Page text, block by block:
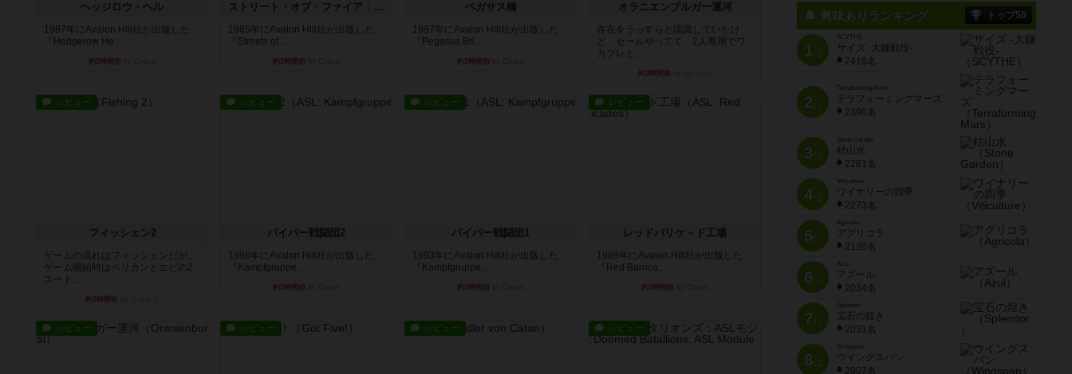
ヘッジロウ・ヘル
1987年にAvalon Hill社が出版した
『Hedgerow He...
約2時間前
ストリート・オブ・ファイア：ASLデラックスモジュール1
1985年にAvalon Hill社が出版した
『Streets of ...
約2時間前
ペガサス橋
1997年にAvalon Hill社が出版した
『Pegasus Bri...
約2時間前
オラニエンブルガー運河
存在をうっすらと認識していたけ
ど、セールやってて、2人専用でワ
カプレと...
約3時間前
レビュー
フィッシェン2
ゲームの流れはフィッシェンだが、
ゲーム開始時はペリカンとエビの2
スート...
約3時間前
レビュー
パイパー戦闘団2
1996年にAvalon Hill社が出版した
『Kampfgruppe...
約3時間前
レビュー
パイパー戦闘団1
1993年にAvalon Hill社が出版した
『Kampfgruppe...
約3時間前
レビュー
レッドバリケ－ド工場
1989年にAvalon Hill社が出版した
『Red Barrica...
約3時間前
レビュー レビュー レビュー レビュー
興味ありランキング トップ50
1位
SCYTHE
サイズ -大鎌戦役-
2416名
2位
Terraforming Mars
テラフォーミングマーズ
2396名
3位
Stone Garden
枯山水
2281名
4位
Viticulture
ワイナリーの四季
2273名
5位
Agricola
アグリコラ
2120名
6位
Azul
アズール
2034名
7位
宝石の煌き
2031名
8位
Wingspan
ウイングスパン
2007名